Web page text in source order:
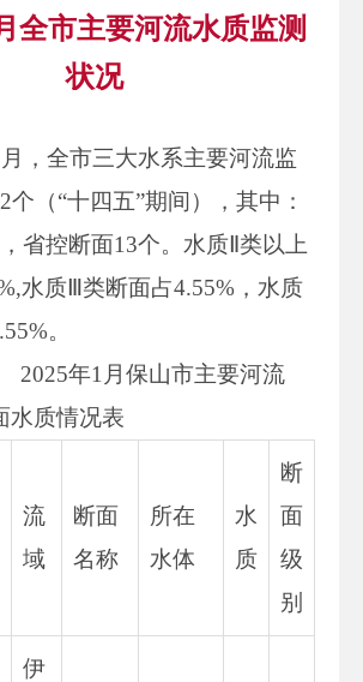
全市主要河流水质监测
状况
，全市三大水系主要河流监
个（“十四五”期间），其中：
省控断面13个。水质Ⅱ类以上
水质Ⅲ类断面占4.55%，水质
。
1月保山市主要河流
水质情况表
流
域
断面
名称
所在
水体
水
质
断
面
级
别
伊